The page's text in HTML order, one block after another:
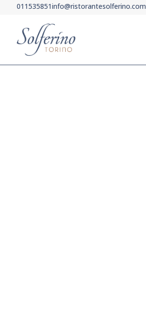
011535851info@ristorantesolferino.com